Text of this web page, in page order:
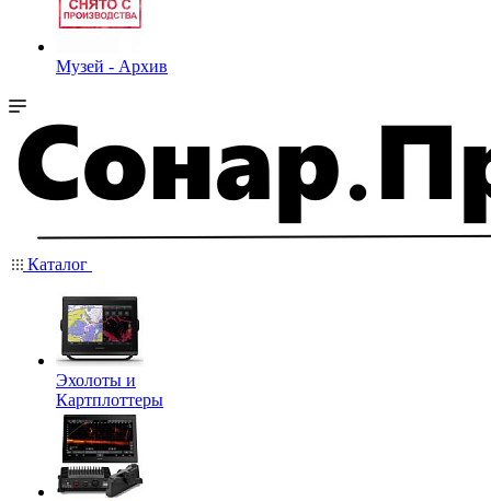
Музей - Архив
Каталог
Эхолоты и
Картплоттеры